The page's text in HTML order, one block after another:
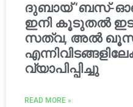
ദുബായ് ‘ബസ്-
ഇനി കൂടുതൽ
സത്വ, അൽ ഖൂസ്,
വ്യാപിപ്പിച്ചു
READ MORE »